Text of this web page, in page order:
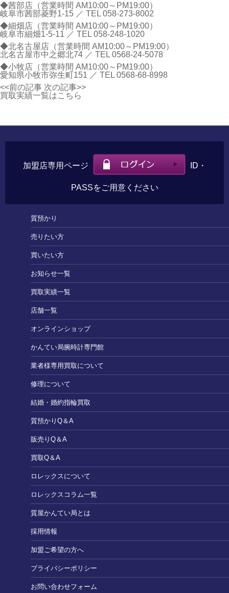
◆茜部店（営業時間 AM10:00～PM19:00）
岐阜市茜部菱野1-15 ／ TEL 058-273-8002
◆細畑店（営業時間 AM10:00～PM19:00）
岐阜市細畑1-5-11 ／ TEL 058-248-1020
◆北名古屋店（営業時間 AM10:00～PM19:00）
北名古屋市中之郷北74 ／ TEL 0568-24-5078
◆小牧店（営業時間 AM10:00～PM19:00）
愛知県小牧市弥生町151 ／ TEL 0568-68-8998
<<前の記事 次の記事>>
買取実績一覧はこちら
加盟店専用ページ ID・
PASSをご用意ください
質預かり
売りたい方
買いたい方
お知らせ一覧
買取実績一覧
店舗一覧
オンラインショップ
かんてい局腕時計専門館
業者様専用買取について
修理について
結婚・婚約指輪買取
質預かりQ＆A
販売りQ＆A
買取Q＆A
ロレックスについて
ロレックスコラム一覧
質屋かんてい局とは
採用情報
加盟ご希望の方へ
プライバシーポリシー
お問い合わせフォーム